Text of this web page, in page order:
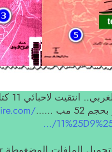
مب ……
…/